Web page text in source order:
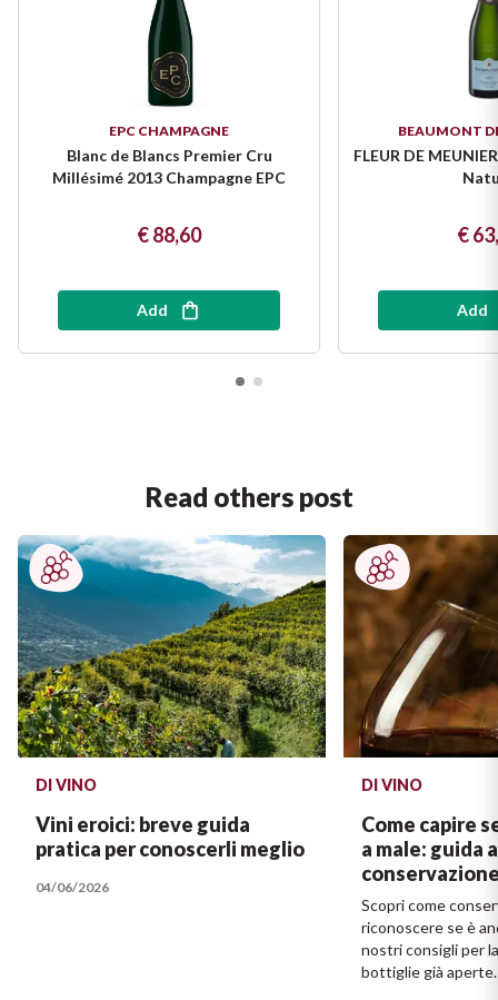
EPC CHAMPAGNE
Blanc de Blancs Premier Cru
Millésimé 2013 Champagne EPC
€ 88,60
Add
BEAUMONT
FLEUR DE
€
Add
Read others post
DI VINO
Vini eroici: breve guida
pratica per conoscerli meglio
04/06/2026
DI VINO
Come capire
a male: guida
Scopri come
riconoscere se è
nostri consigli per
bottiglie già aperte.